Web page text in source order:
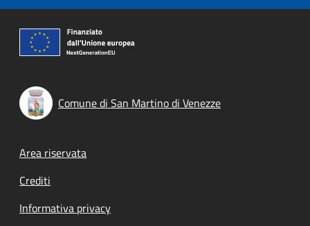
Comune di San Martino di Venezze
Footer menu
Area riservata
Crediti
Informativa privacy